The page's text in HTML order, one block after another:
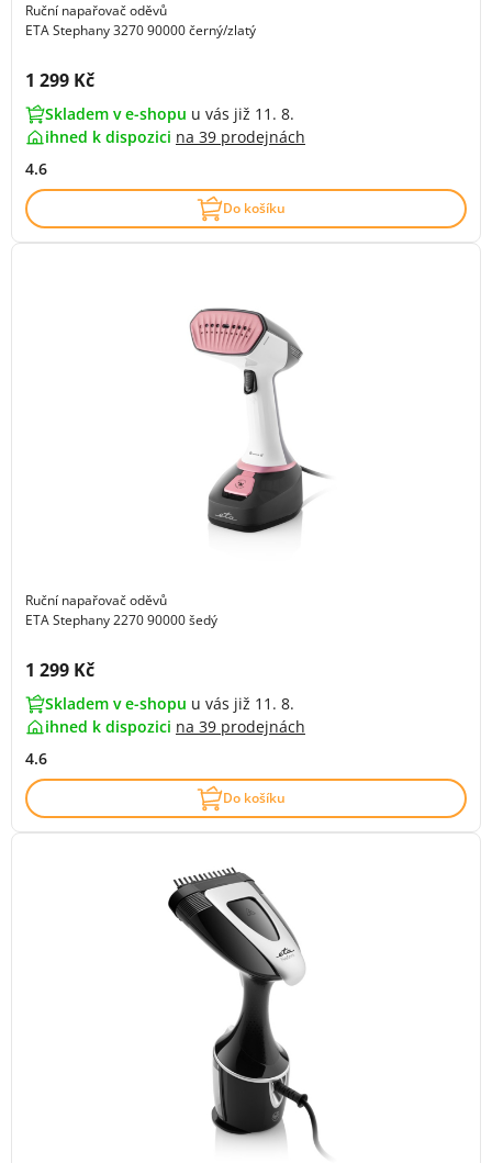
Ruční napařovač oděvů
ETA Stephany 3270 90000 černý/zlatý
Cena s DPH:
1 299 Kč
Skladem v e-shopu u vás již 11. 8.
ihned k dispozici na 39 prodejnách
4.6
Do košíku
Ruční napařovač oděvů
ETA Stephany 2270 90000 šedý
Cena s DPH:
1 299 Kč
Skladem v e-shopu u vás již 11. 8.
ihned k dispozici na 39 prodejnách
4.6
Do košíku